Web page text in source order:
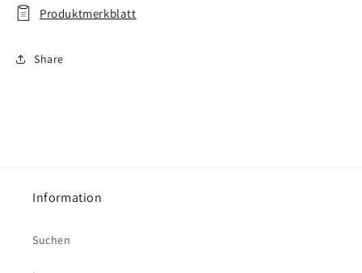
Produktmerkblatt
Share
Information
Suchen